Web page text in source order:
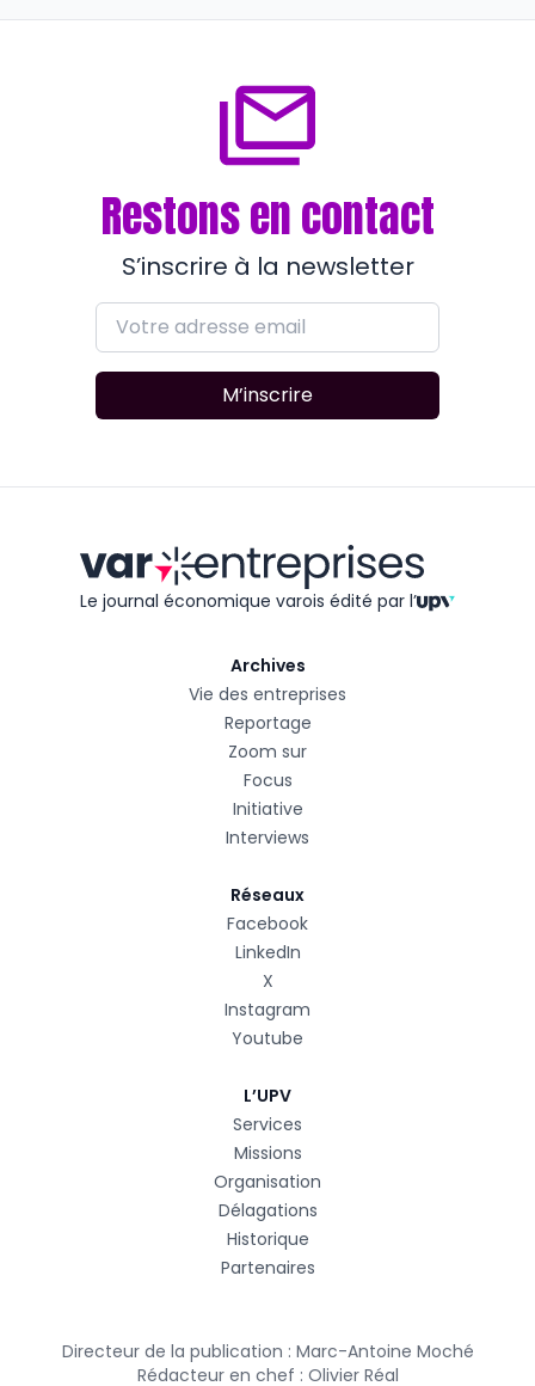
Restons en contact
S’inscrire à la newsletter
M’inscrire
Le journal économique varois édité par l’
Archives
Vie des entreprises
Reportage
Zoom sur
Focus
Initiative
Interviews
Réseaux
Facebook
LinkedIn
X
Instagram
Youtube
L’UPV
Services
Missions
Organisation
Délagations
Historique
Partenaires
Directeur de la publication : Marc-Antoine Moché
Rédacteur en chef : Olivier Réal